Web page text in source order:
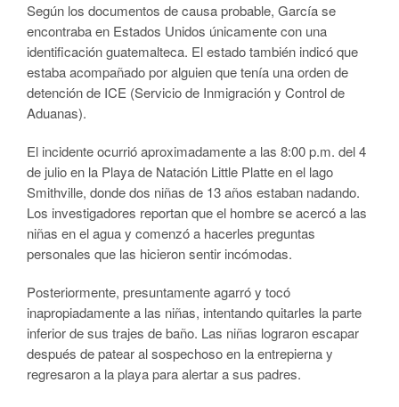
Según los documentos de causa probable, García se
encontraba en Estados Unidos únicamente con una
identificación guatemalteca. El estado también indicó que
estaba acompañado por alguien que tenía una orden de
detención de ICE (Servicio de Inmigración y Control de
Aduanas).
El incidente ocurrió aproximadamente a las 8:00 p.m. del 4
de julio en la Playa de Natación Little Platte en el lago
Smithville, donde dos niñas de 13 años estaban nadando.
Los investigadores reportan que el hombre se acercó a las
niñas en el agua y comenzó a hacerles preguntas
personales que las hicieron sentir incómodas.
Posteriormente, presuntamente agarró y tocó
inapropiadamente a las niñas, intentando quitarles la parte
inferior de sus trajes de baño. Las niñas lograron escapar
después de patear al sospechoso en la entrepierna y
regresaron a la playa para alertar a sus padres.